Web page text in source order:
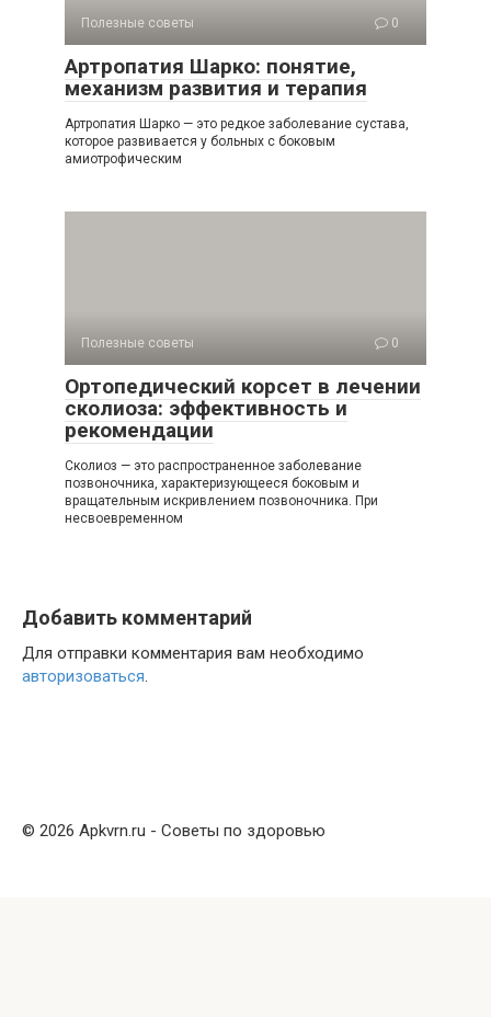
Полезные советы 0
Артропатия Шарко: понятие,
механизм развития и терапия
Артропатия Шарко — это редкое заболевание сустава,
которое развивается у больных с боковым
амиотрофическим
Полезные советы 0
Ортопедический корсет в лечении
сколиоза: эффективность и
рекомендации
Сколиоз — это распространенное заболевание
позвоночника, характеризующееся боковым и
вращательным искривлением позвоночника. При
несвоевременном
Добавить комментарий
Для отправки комментария вам необходимо
авторизоваться.
© 2026 Apkvrn.ru - Советы по здоровью